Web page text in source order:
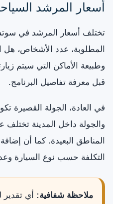
أسعار المرشد
تختلف أسعار المرشد في
المطلوبة، عدد الأشخاص، هل
وطبيعة الأماكن التي سيتم
قبل معرفة تفاصيل البرنامج.
في العادة، الجولة القصيرة
والجولة داخل المدينة تختلف
المناطق البعيدة. كما أن
التكلفة حسب نوع السيارة
ملاحظة شفافية: أي